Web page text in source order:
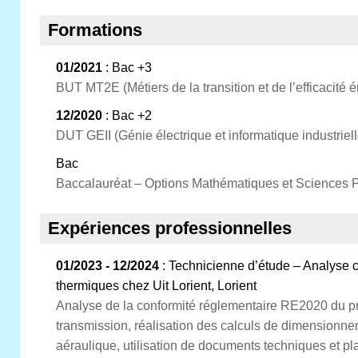
Formations
01/2021 : Bac +3
BUT MT2E (Métiers de la transition et de l’efficacité
12/2020 : Bac +2
DUT GEII (Génie électrique et informatique
Bac
Baccalauréat – Options Mathématiques et Sciences
Expériences professionnelles
01/2023 - 12/2024 : Technicienne d’étude –
thermiques chez Uit Lorient, Lorient
Analyse de la conformité réglementaire RE2020 du
transmission, réalisation des calculs de
aéraulique, utilisation de documents techniques et